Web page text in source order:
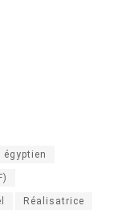
égyptien
Réalisatrice